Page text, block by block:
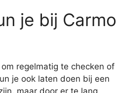
je bij Carmo
regelmatig te checken of
je ook laten doen bij een
maar door er te lang